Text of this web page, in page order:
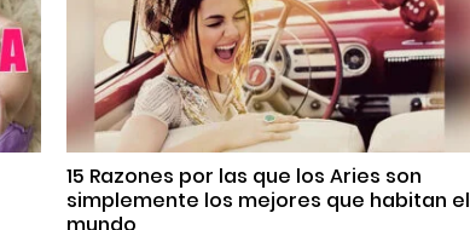
15 Razones por las que los Aries son
simplemente los mejores que habitan el